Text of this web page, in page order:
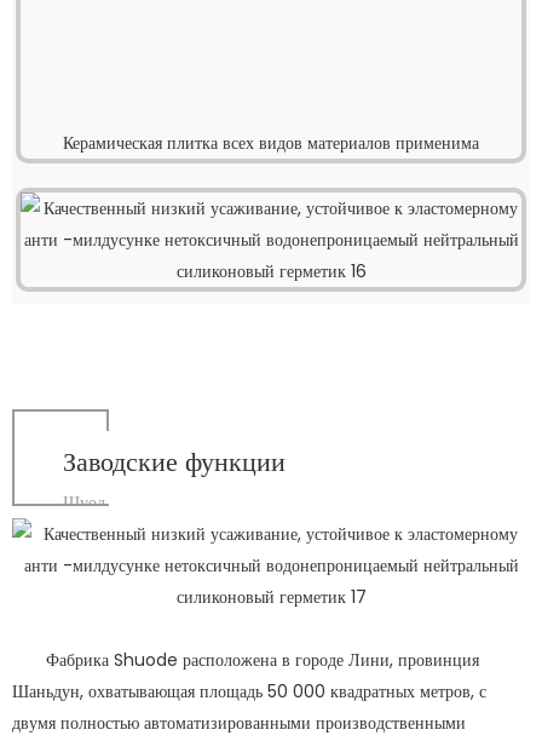
Керамическая плитка всех видов материалов применима
Заводские функции
Шуод
Фабрика Shuode расположена в городе Лини, провинция
Шаньдун, охватывающая площадь 50 000 квадратных метров, с
двумя полностью автоматизированными производственными